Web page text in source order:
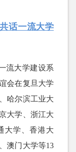
话一流大学
流大学建设系
会在复旦大学
哈尔滨工业大
大学、浙江大
大学、香港大
澳门大学等13